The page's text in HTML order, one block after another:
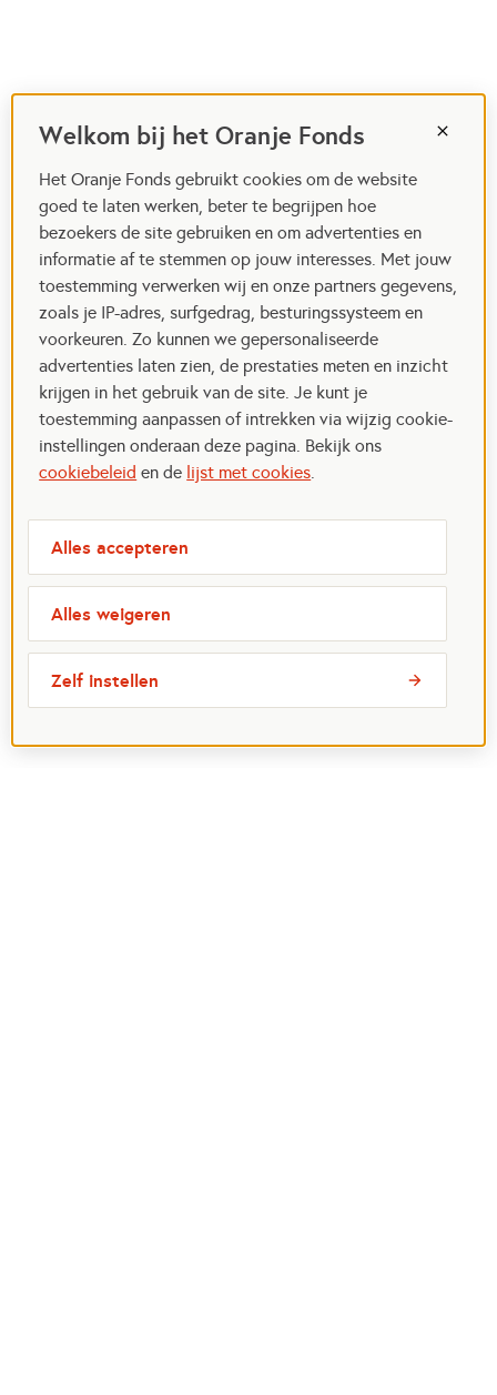
Welkom bij het Oranje Fonds
Het Oranje Fonds gebruikt cookies om de website
goed te laten werken, beter te begrijpen hoe
bezoekers de site gebruiken en om advertenties en
informatie af te stemmen op jouw interesses. Met jouw
toestemming verwerken wij en onze partners gegevens,
zoals je IP-adres, surfgedrag, besturingssysteem en
voorkeuren. Zo kunnen we gepersonaliseerde
advertenties laten zien, de prestaties meten en inzicht
krijgen in het gebruik van de site. Je kunt je
toestemming aanpassen of intrekken via wijzig cookie-
instellingen onderaan deze pagina. Bekijk ons
cookiebeleid en de lijst met cookies.
Alles accepteren
Alles weigeren
Zelf instellen